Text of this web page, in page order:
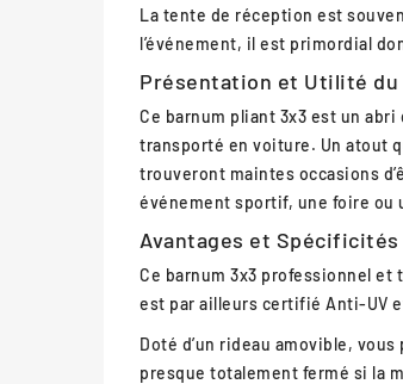
La tente de réception est
l’événement, il est primordial
Présentation et Utilité du
Ce barnum pliant 3x3 est un
transporté en voiture. Un atout
trouveront maintes occasions
événement sportif, une foire ou
Avantages et Spécificités
Ce barnum 3x3 professionnel
est par ailleurs certifié Anti-UV
Doté d’un rideau amovible,
presque totalement fermé si la